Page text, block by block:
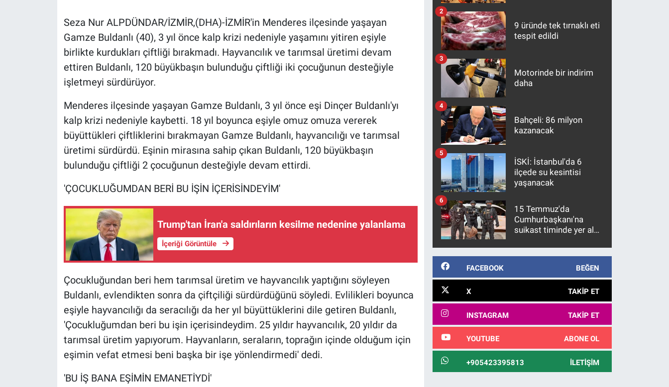
Seza Nur ALPDÜNDAR/İZMİR,(DHA)-İZMİR'in Menderes ilçesinde yaşayan
Gamze Buldanlı (40), 3 yıl önce kalp krizi nedeniyle yaşamını yitiren eşiyle
birlikte kurdukları çiftliği bırakmadı. Hayvancılık ve tarımsal üretimi devam
ettiren Buldanlı, 120 büyükbaşın bulunduğu çiftliği iki çocuğunun desteğiyle
işletmeyi sürdürüyor.
Menderes ilçesinde yaşayan Gamze Buldanlı, 3 yıl önce eşi Dinçer Buldanlı'yı
kalp krizi nedeniyle kaybetti. 18 yıl boyunca eşiyle omuz omuza vererek
büyüttükleri çiftliklerini bırakmayan Gamze Buldanlı, hayvancılığı ve tarımsal
üretimi sürdürdü. Eşinin mirasına sahip çıkan Buldanlı, 120 büyükbaşın
bulunduğu çiftliği 2 çocuğunun desteğiyle devam ettirdi.
'ÇOCUKLUĞUMDAN BERİ BU İŞİN İÇERİSİNDEYİM'
Trump'tan İran'a saldırıların kesilme nedenine yalanlama
İçeriği Görüntüle
Çocukluğundan beri hem tarımsal üretim ve hayvancılık yaptığını söyleyen
Buldanlı, evlendikten sonra da çiftçiliği sürdürdüğünü söyledi. Evlilikleri boyunca
eşiyle hayvancılığı da seracılığı da her yıl büyüttüklerini dile getiren Buldanlı,
'Çocukluğumdan beri bu işin içerisindeydim. 25 yıldır hayvancılık, 20 yıldır da
tarımsal üretim yapıyorum. Hayvanların, seraların, toprağın içinde olduğum için
eşimin vefat etmesi beni başka bir işe yönlendirmedi' dedi.
'BU İŞ BANA EŞİMİN EMANETİYDİ'
9 üründe tek tırnaklı eti
tespit edildi
2
Motorinde bir indirim
daha
3
Bahçeli: 86 milyon
kazanacak
4
İSKİ: İstanbul'da 6
ilçede su kesintisi
yaşanacak
5
15 Temmuz'da
Cumhurbaşkanı'na
suikast timinde yer alan
10 yıl sonra yakalandı
6
FACEBOOK BEĞEN
X TAKIP ET
INSTAGRAM TAKIP ET
YOUTUBE ABONE OL
+905423395813 İLETIŞIM
Gündem Özel
Günün görüntüsü
Koronavirüs
Programlar
Teknoloji
Türkiye'nin Geleceği